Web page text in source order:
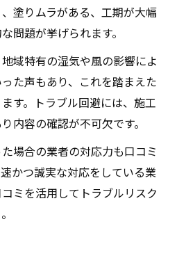
塗りムラがある、工期が大幅
問題が挙げられます。
域特有の湿気や風の影響によ
た声もあり、これを踏まえた
す。トラブル回避には、施工
内容の確認が不可欠です。
場合の業者の対応力も口コミ
かつ誠実な対応をしている業
ミを活用してトラブルリスク